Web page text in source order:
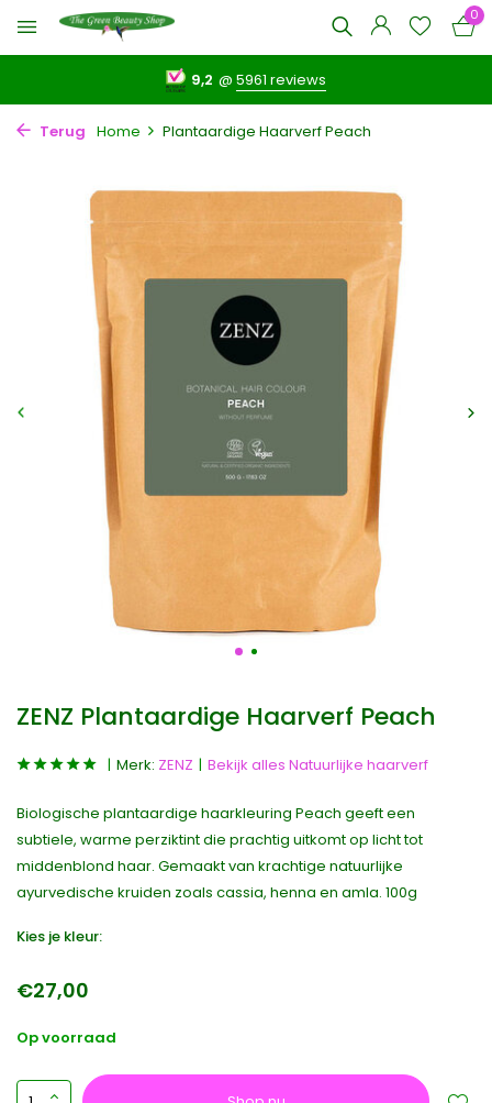
0
9,2 @5961 reviews
Terug Home Plantaardige Haarverf Peach
ZENZ Plantaardige Haarverf Peach
Merk: ZENZ Bekijk alles Natuurlijke haarverf
Biologische plantaardige haarkleuring Peach geeft een
subtiele, warme perziktint die prachtig uitkomt op licht tot
middenblond haar. Gemaakt van krachtige natuurlijke
ayurvedische kruiden zoals cassia, henna en amla. 100g
Kies je kleur:
€27,00
Op voorraad